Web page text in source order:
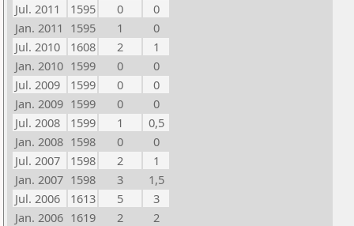
Jul. 2011
1595 0
0
Jan. 2011 1595 1
0
Jul. 2010
1608 2
1
Jan. 2010 1599 0
0
Jul. 2009
1599 0
0
Jan. 2009 1599 0
0
Jul. 2008
1599 1
0,5
Jan. 2008 1598 0
0
Jul. 2007
1598 2
1
Jan. 2007 1598 3
1,5
Jul. 2006
1613 5
3
Jan. 2006 1619 2
2